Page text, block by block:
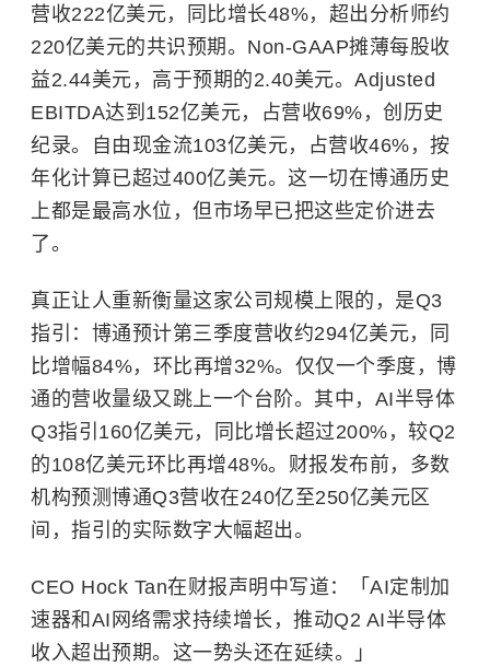
营收222亿美元，同比增长48%，超出分析师约
220亿美元的共识预期。Non-GAAP摊薄每股收
益2.44美元，高于预期的2.40美元。Adjusted
EBITDA达到152亿美元，占营收69%，创历史
纪录。自由现金流103亿美元，占营收46%，按
年化计算已超过400亿美元。这一切在博通历史
上都是最高水位，但市场早已把这些定价进去
了。
真正让人重新衡量这家公司规模上限的，是Q3
指引：博通预计第三季度营收约294亿美元，同
比增幅84%，环比再增32%。仅仅一个季度，博
通的营收量级又跳上一个台阶。其中，AI半导体
Q3指引160亿美元，同比增长超过200%，较Q2
的108亿美元环比再增48%。财报发布前，多数
机构预测博通Q3营收在240亿至250亿美元区
间，指引的实际数字大幅超出。
CEO Hock Tan在财报声明中写道：「AI定制加
速器和AI网络需求持续增长，推动Q2 AI半导体
收入超出预期。这一势头还在延续。」